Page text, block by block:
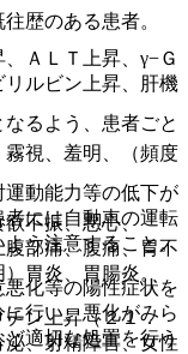
歴のある患者。
るよう、患者ごと
動能力等の低下が
には自動車の運転
う注意すること。
化等の陽性症状を
行い、悪化がみら
適切な処置を行う
ＡＬＴ上昇、γ−Ｇ
ルビン上昇、肝機
視、羞明、（頻度
不振、悪心、
部痛、腹痛、胃不
胃炎、胃腸炎。
ン上昇（２１．
、射精障害、女性